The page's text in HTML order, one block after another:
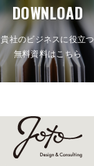
DOWNLOAD
貴社のビジネスに役立つ
無料資料はこちら